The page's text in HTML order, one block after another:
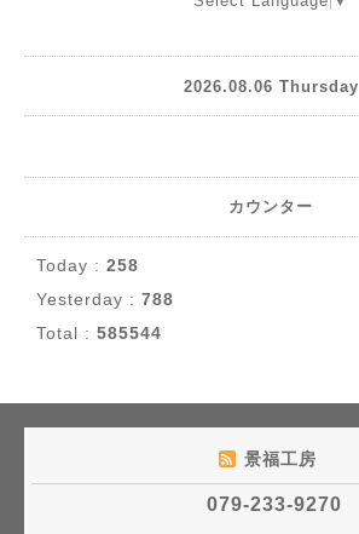
2026.08.06 Thursday
カウンター
Today : 258
Yesterday : 788
Total : 585544
景福工房
079-233-9270